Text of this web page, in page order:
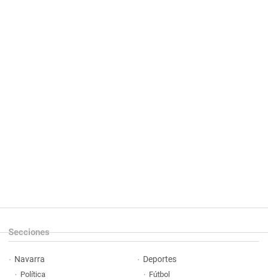
Secciones
Navarra
Política
Deportes
Fútbol